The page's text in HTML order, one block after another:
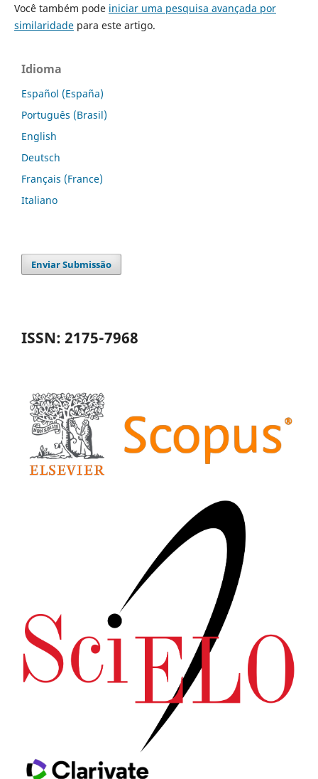
Você também pode iniciar uma pesquisa avançada por
similaridadepara este artigo.
Idioma
Español (España)
Português (Brasil)
English
Deutsch
Français (France)
Italiano
Enviar Submissão
ISSN: 2175-7968